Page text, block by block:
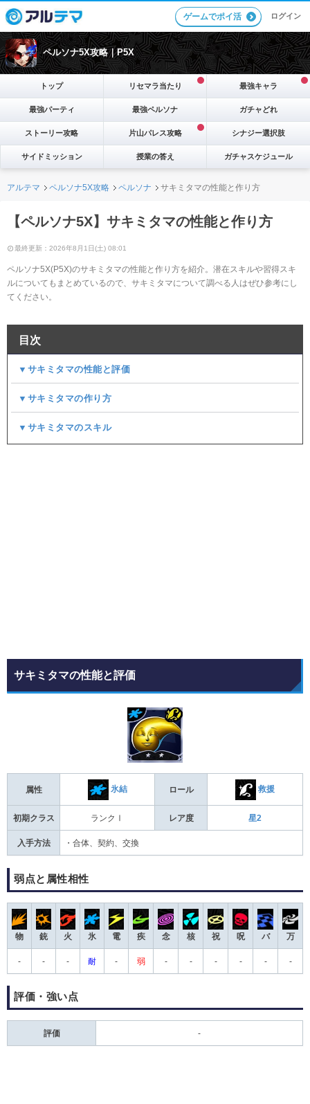
ゲームでポイ活 ログイン
ペルソナ5X攻略｜P5X
トップ リセマラ当たり 最強キャラ
最強パーティ 最強ペルソナ ガチャどれ
ストーリー攻略 片山パレス攻略 シナジー選択肢
サイドミッション 授業の答え ガチャスケジュール
アルテマ ペルソナ5X攻略 ペルソナ サキミタマの性能と作り方
【ペルソナ5X】サキミタマの性能と作り方
最終更新：2026年8月1日(土) 08:01
ペルソナ5X(P5X)のサキミタマの性能と作り方を紹介。潜在スキルや習得スキ
ルについてもまとめているので、サキミタマについて調べる人はぜひ参考にし
てください。
目次
▼サキミタマの性能と評価
▼サキミタマの作り方
▼サキミタマのスキル
サキミタマの性能と評価
属性 氷結 ロール 救援
初期クラス ランクⅠ レア度 星2
入手方法 ・合体、契約、交換
弱点と属性相性
物 銃 火 氷 電 疾 念 核 祝 呪 バ 万
- - - 耐 - 弱 - - - - - -
評価・強い点
評価 -